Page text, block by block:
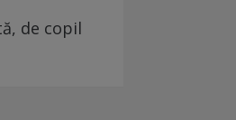
de copil